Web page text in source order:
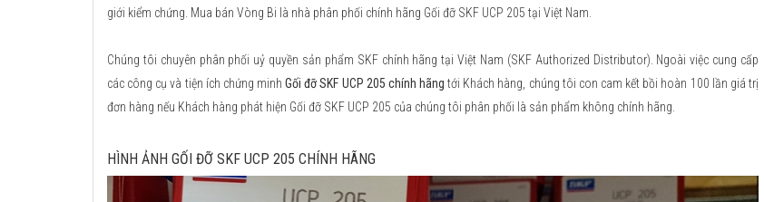
giới kiểm chứng. Mua bán Vòng Bi là nhà phân phối chính hãng Gối đỡ SKF UCP 205 tại Việt Nam.
Chúng tôi chuyên phân phối uỷ quyền sản phẩm SKF chính hãng tại Việt Nam (SKF Authorized Distributor). Ngoài việc cung cấp
các công cụ và tiện ích chứng minhGối đỡ SKF UCP 205 chính hãng tới Khách hàng, chúng tôi con cam kết bồi hoàn 100 lần giá trị
đơn hàng nếu Khách hàng phát hiện Gối đỡ SKF UCP 205 của chúng tôi phân phối là sản phẩm không chính hãng.
HÌNH ẢNH GỐI ĐỠ SKF UCP 205 CHÍNH HÃNG